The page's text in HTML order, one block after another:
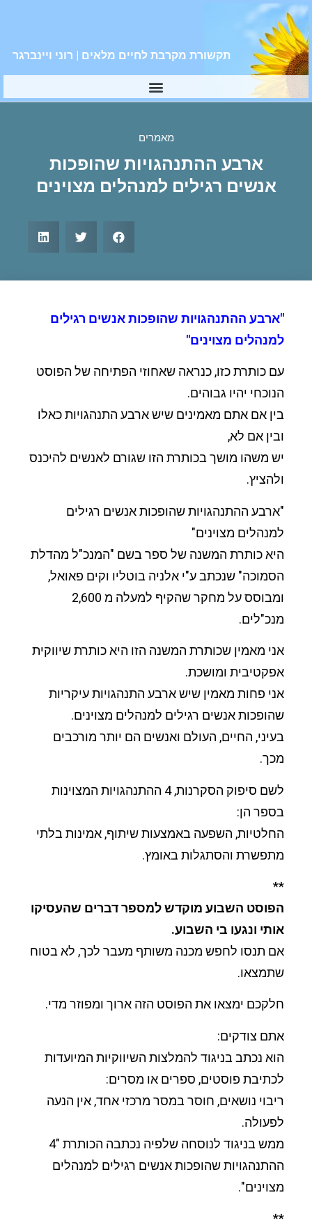
תקשורת מקרבת לחיים מלאים | רוני ויינברגר
מאמרים
ארבע ההתנהגויות שהופכות
אנשים רגילים למנהלים מצוינים
"ארבע ההתנהגויות שהופכות אנשים רגילים
למנהלים מצוינים"
עם כותרת כזו, כנראה שאחוזי הפתיחה של הפוסט
הנוכחי יהיו גבוהים.
בין אם אתם מאמינים שיש ארבע התנהגויות כאלו
ובין אם לא,
יש משהו מושך בכותרת הזו שגורם לאנשים להיכנס
ולהציץ.
"ארבע ההתנהגויות שהופכות אנשים רגילים
למנהלים מצוינים"
היא כותרת המשנה של ספר בשם "המנכ"ל מהדלת
הסמוכה" שנכתב ע"י אלניה בוטליו וקים פאואל,
ומבוסס על מחקר שהקיף למעלה מ 2,600
מנכ"לים.
אני מאמין שכותרת המשנה הזו היא כותרת שיווקית
אפקטיבית ומושכת.
אני פחות מאמין שיש ארבע התנהגויות עיקריות
שהופכות אנשים רגילים למנהלים מצוינים.
בעיני, החיים, העולם ואנשים הם יותר מורכבים
מכך.
לשם סיפוק הסקרנות, 4 ההתנהגויות המצוינות
בספר הן:
החלטיות, השפעה באמצעות שיתוף, אמינות בלתי
מתפשרת והסתגלות באומץ.
**
הפוסט השבוע מוקדש למספר דברים שהעסיקו
אותי ונגעו בי השבוע.
אם תנסו לחפש מכנה משותף מעבר לכך, לא בטוח
שתמצאו.
חלקכם ימצאו את הפוסט הזה ארוך ומפוזר מדי.
אתם צודקים:
הוא נכתב בניגוד להמלצות השיווקיות המיועדות
לכתיבת פוסטים, ספרים או מסרים:
ריבוי נושאים, חוסר במסר מרכזי אחד, אין הנעה
לפעולה.
ממש בניגוד לנוסחה שלפיה נכתבה הכותרת "4
ההתנהגויות שהופכות אנשים רגילים למנהלים
מצוינים".
**